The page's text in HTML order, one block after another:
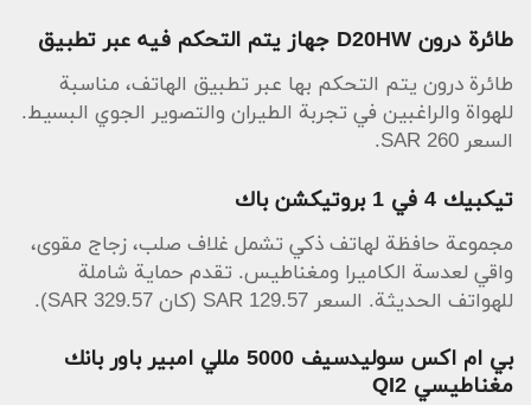
طائرة درون D20HW جهاز يتم التحكم فيه عبر تطبيق
طائرة درون يتم التحكم بها عبر تطبيق الهاتف، مناسبة
للهواة والراغبين في تجربة الطيران والتصوير الجوي البسيط.
السعر 260 SAR.
تيكبيك 4 في 1 بروتيكشن باك
مجموعة حافظة لهاتف ذكي تشمل غلاف صلب، زجاج مقوى،
واقي لعدسة الكاميرا ومغناطيس. تقدم حماية شاملة
للهواتف الحديثة. السعر 129.57 SAR (كان 329.57 SAR).
بي ام اكس سوليدسيف 5000 مللي امبير باور بانك
مغناطيسي QI2